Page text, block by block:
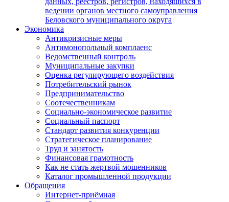
ведении органов местного самоуправления
Беловского муниципального округа
Экономика
Антикризисные меры
Антимонопольный комплаенс
Ведомственный контроль
Муниципальные закупки
Оценка регулирующего воздействия
Потребительский рынок
Предпринимательство
Соотечественникам
Социально-экономическое развитие
Социальный паспорт
Стандарт развития конкуренции
Стратегическое планирование
Труд и занятость
Финансовая грамотность
Как не стать жертвой мошенников
Каталог промышленной продукции
Обращения
Интернет-приёмная